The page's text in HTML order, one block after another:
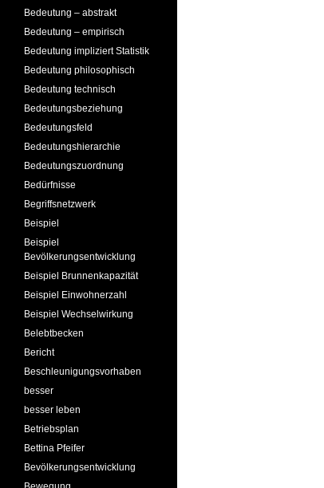
Bedeutung – abstrakt
Bedeutung – empirisch
Bedeutung impliziert Statistik
Bedeutung philosophisch
Bedeutung technisch
Bedeutungsbeziehung
Bedeutungsfeld
Bedeutungshierarchie
Bedeutungszuordnung
Bedürfnisse
Begriffsnetzwerk
Beispiel
Beispiel
Bevölkerungsentwicklung
Beispiel Brunnenkapazität
Beispiel Einwohnerzahl
Beispiel Wechselwirkung
Belebtbecken
Bericht
Beschleunigungsvorhaben
besser
besser leben
Betriebsplan
Bettina Pfeifer
Bevölkerungsentwicklung